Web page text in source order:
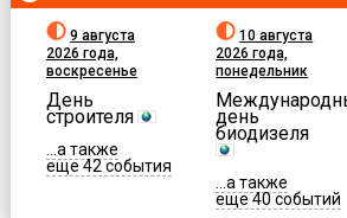
9 августа
2026 года,
воскресенье
День
строителя
...а также
еще 42 события
10 августа
2026 года,
понедельник
день
биодизеля
...а также
еще 40 событий